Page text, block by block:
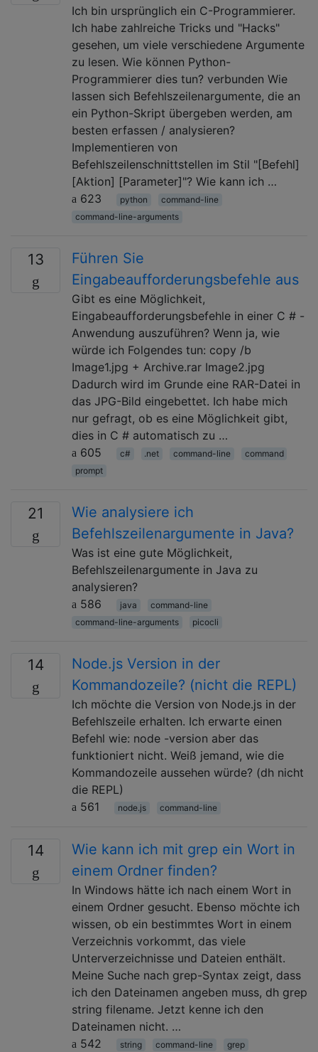
Ich bin ursprünglich ein C-Programmierer.
Ich habe zahlreiche Tricks und "Hacks"
gesehen, um viele verschiedene Argumente
zu lesen. Wie können Python-
Programmierer dies tun? verbunden Wie
lassen sich Befehlszeilenargumente, die an
ein Python-Skript übergeben werden, am
besten erfassen / analysieren?
Implementieren von
Befehlszeilenschnittstellen im Stil "[Befehl]
[Aktion] [Parameter]"? Wie kann ich …
623
python
command-line
command-line-arguments
13
Führen Sie
Eingabeaufforderungsbefehle aus
Gibt es eine Möglichkeit,
Eingabeaufforderungsbefehle in einer C # -
Anwendung auszuführen? Wenn ja, wie
würde ich Folgendes tun: copy /b
Image1.jpg + Archive.rar Image2.jpg
Dadurch wird im Grunde eine RAR-Datei in
das JPG-Bild eingebettet. Ich habe mich
nur gefragt, ob es eine Möglichkeit gibt,
dies in C # automatisch zu …
605
c# .net command-line
command
prompt
21
Wie analysiere ich
Befehlszeilenargumente in Java?
Was ist eine gute Möglichkeit,
Befehlszeilenargumente in Java zu
analysieren?
586
java
command-line
command-line-arguments
picocli
14
Node.js Version in der
Kommandozeile? (nicht die REPL)
Ich möchte die Version von Node.js in der
Befehlszeile erhalten. Ich erwarte einen
Befehl wie: node -version aber das
funktioniert nicht. Weiß jemand, wie die
Kommandozeile aussehen würde? (dh nicht
die REPL)
561
node.js command-line
14
Wie kann ich mit grep ein Wort in
einem Ordner finden?
In Windows hätte ich nach einem Wort in
einem Ordner gesucht. Ebenso möchte ich
wissen, ob ein bestimmtes Wort in einem
Verzeichnis vorkommt, das viele
Unterverzeichnisse und Dateien enthält.
Meine Suche nach grep-Syntax zeigt, dass
ich den Dateinamen angeben muss, dh grep
string filename. Jetzt kenne ich den
Dateinamen nicht. …
542
string command-line
grep